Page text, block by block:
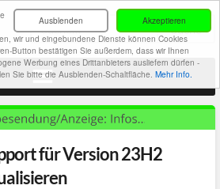
Akzeptieren
Ausblenden
wir und eingebundene Dienste können Cookies
Button bestätigen Sie außerdem, dass wir Ihnen
Werbung eines Drittanbieters ausliefern dürfen -
Sie bitte die Ausblenden-Schaltfläche. Mehr Info.
für Version 23H2